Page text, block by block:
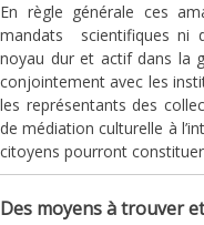
En règle générale ces
mandats scientifiques ni
noyau dur et actif dans la
conjointement avec les
les représentants des
de médiation culturelle à
citoyens pourront
Des moyens à trouver